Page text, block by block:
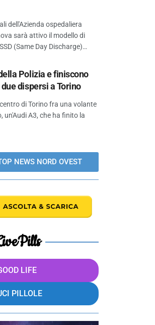
dell'Azienda ospedaliera
sarà attivo il modello di
(Same Day Discharge)…
Polizia e finiscono
due dispersi a Torino
di Torino fra una volante
un'Audi A3, che ha finito la
NEWS NORD OVEST
LIFE
PILLOLE